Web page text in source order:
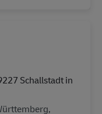
Schallstadt in